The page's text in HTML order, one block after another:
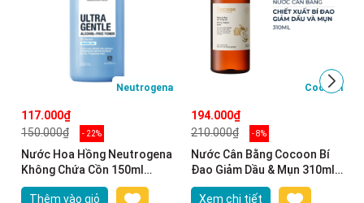
Neutrogena
117.000₫
150.000₫
- 22%
Nước Hoa Hồng Neutrogena
Không Chứa Cồn 150ml
Alcohol Free Toner
Thêm vào giỏ
Cocoon
194.000₫
210.000₫
- 8%
Nước Cân Bằng Cocoon Bí
Đao Giảm Dầu & Mụn 310ml
Winter Melon Toner
Xem chi tiết